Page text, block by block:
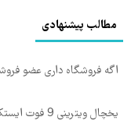
مطالب پیشنهادی
اگه فروشگاه داری عضو
یخچال ویترینی 9 فوت ایستکول (جدید)